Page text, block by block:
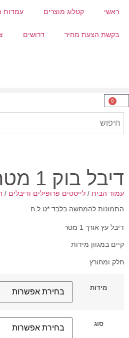
ראשי קטלוג מוצרים עמדות
בקשת הצעת מחיר דרושים
0
דיבל בוק 1 מטר
עמוד הבית/ לייסטים פרופילים ודיבלים/
התמונות להמחשה בלבד *ט.ל.ח
דיבל עץ אורך 1 מטר
קיים במגוון מידות
חלק ומחורץ
מידות
סוג